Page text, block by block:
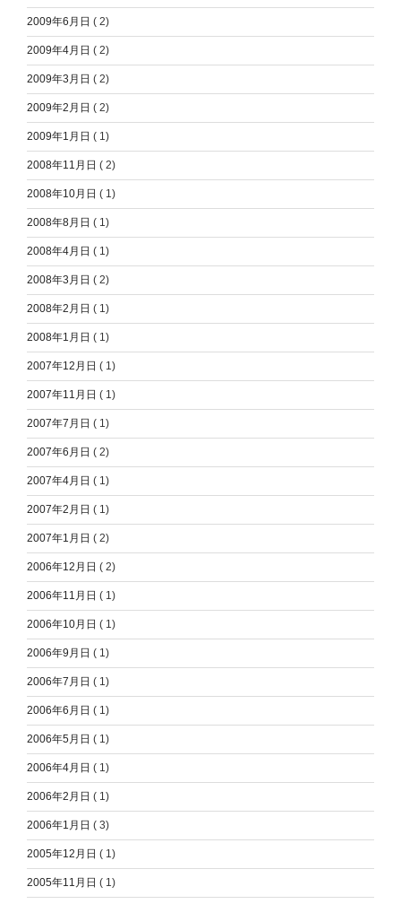
2009年6月日 ( 2)
2009年4月日 ( 2)
2009年3月日 ( 2)
2009年2月日 ( 2)
2009年1月日 ( 1)
2008年11月日 ( 2)
2008年10月日 ( 1)
2008年8月日 ( 1)
2008年4月日 ( 1)
2008年3月日 ( 2)
2008年2月日 ( 1)
2008年1月日 ( 1)
2007年12月日 ( 1)
2007年11月日 ( 1)
2007年7月日 ( 1)
2007年6月日 ( 2)
2007年4月日 ( 1)
2007年2月日 ( 1)
2007年1月日 ( 2)
2006年12月日 ( 2)
2006年11月日 ( 1)
2006年10月日 ( 1)
2006年9月日 ( 1)
2006年7月日 ( 1)
2006年6月日 ( 1)
2006年5月日 ( 1)
2006年4月日 ( 1)
2006年2月日 ( 1)
2006年1月日 ( 3)
2005年12月日 ( 1)
2005年11月日 ( 1)